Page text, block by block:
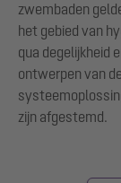
zwembaden
het gebied van
qua degelijkheid
ontwerpen van
zijn afgestemd.